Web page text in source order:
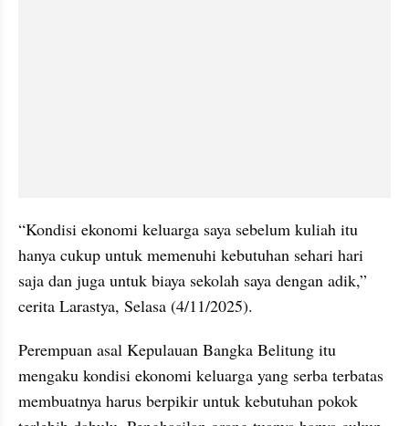
“Kondisi ekonomi keluarga saya sebelum kuliah itu
hanya cukup untuk memenuhi kebutuhan sehari hari
saja dan juga untuk biaya sekolah saya dengan adik,”
cerita Larastya, Selasa (4/11/2025).
Perempuan asal Kepulauan Bangka Belitung itu
mengaku kondisi ekonomi keluarga yang serba terbatas
membuatnya harus berpikir untuk kebutuhan pokok